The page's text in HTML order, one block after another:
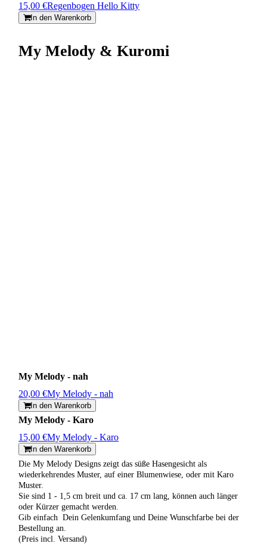
15,00 €Regenbogen Hello Kitty
In den Warenkorb
My Melody & Kuromi
My Melody - nah
20,00 €My Melody - nah
In den Warenkorb
My Melody - Karo
15,00 €My Melody - Karo
In den Warenkorb
Die My Melody Designs zeigt das süße Hasengesicht als
wiederkehrendes Muster, auf einer Blumenwiese, oder mit Karo
Muster.
Sie sind 1 - 1,5 cm breit und ca. 17 cm lang, können auch länger
oder Kürzer gemacht werden.
Gib einfach Dein Gelenkumfang und Deine Wunschfarbe bei der
Bestellung an.
(Preis incl. Versand)